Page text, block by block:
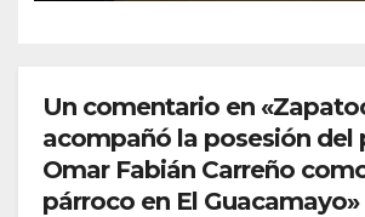
Un comentario en
acompañó la posesión del
Omar Fabián Carreño
párroco en El Guacamayo»